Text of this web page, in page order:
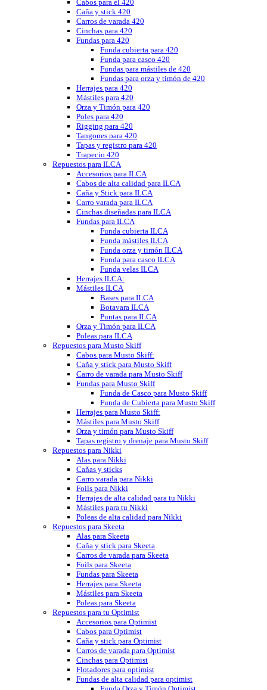
Cabos para el 420
Caña y stick 420
Carros de varada 420
Cinchas para 420
Fundas para 420
Funda cubierta para 420
Funda para casco 420
Fundas para mástiles de 420
Fundas para orza y timón de 420
Herrajes para 420
Mástiles para 420
Orza y Timón para 420
Poles para 420
Rigging para 420
Tangones para 420
Tapas y registro para 420
Trapecio 420
Repuestos para ILCA
Accesorios para ILCA
Cabos de alta calidad para ILCA
Caña y Stick para ILCA
Carro varada para ILCA
Cinchas diseñadas para ILCA
Fundas para ILCA
Funda cubierta ILCA
Funda mástiles ILCA
Funda orza y timón ILCA
Funda para casco ILCA
Funda velas ILCA
Herrajes ILCA:
Mástiles ILCA
Bases para ILCA
Botavara ILCA
Puntas para ILCA
Orza y Timón para ILCA
Poleas para ILCA
Repuestos para Musto Skiff
Cabos para Musto Skiff:
Caña y stick para Musto Skiff
Carro de varada para Musto Skiff
Fundas para Musto Skiff
Funda de Casco para Musto Skiff
Funda de Cubierta para Musto Skiff
Herrajes para Musto Skiff:
Mástiles para Musto Skiff
Orza y timón para Musto Skiff
Tapas registro y drenaje para Musto Skiff
Repuestos para Nikki
Alas para Nikki
Cañas y sticks
Carro varada para Nikki
Foils para Nikki
Herrajes de alta calidad para tu Nikki
Mástiles para tu Nikki
Poleas de alta calidad para Nikki
Repuestos para Skeeta
Alas para Skeeta
Caña y stick para Skeeta
Carros de varada para Skeeta
Foils para Skeeta
Fundas para Skeeta
Herrajes para Skeeta
Mástiles para Skeeta
Poleas para Skeeta
Repuestos para tu Optimist
Accesorios para Optimist
Cabos para Optimist
Caña y stick para Optimist
Carros de varada para Optimist
Cinchas para Optimist
Flotadores para optimist
Fundas de alta calidad para optimist